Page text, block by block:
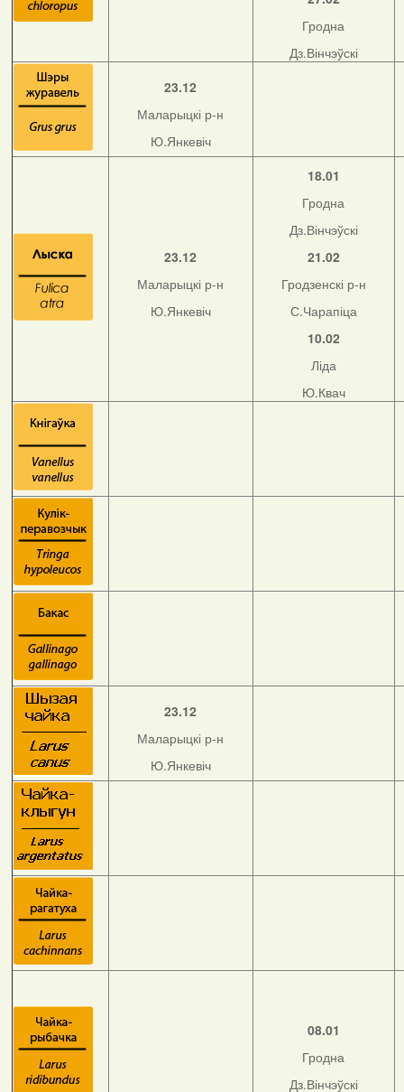
Гродна
Дз.Вінчэўскі
23.12
Маларыцкі р-н
Ю.Янкевіч
23.12
Маларыцкі р-н
Ю.Янкевіч
18.01
Гродна
Дз.Вінчэўскі
21.02
Гродзенскі р-н
С.Чарапіца
10.02
Ліда
Ю.Квач
23.12
Маларыцкі р-н
Ю.Янкевіч
08.01
Гродна
Дз.Вінчэўскі